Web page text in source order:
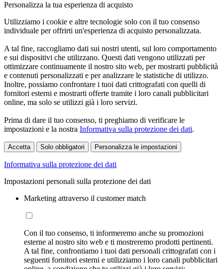
Personalizza la tua esperienza di acquisto
Utilizziamo i cookie e altre tecnologie solo con il tuo consenso
individuale per offrirti un'esperienza di acquisto personalizzata.
A tal fine, raccogliamo dati sui nostri utenti, sul loro comportamento
e sui dispositivi che utilizzano. Questi dati vengono utilizzati per
ottimizzare continuamente il nostro sito web, per mostrarti pubblicità
e contenuti personalizzati e per analizzare le statistiche di utilizzo.
Inoltre, possiamo confrontare i tuoi dati crittografati con quelli di
fornitori esterni e mostrarti offerte tramite i loro canali pubblicitari
online, ma solo se utilizzi già i loro servizi.
Prima di dare il tuo consenso, ti preghiamo di verificare le
impostazioni e la nostra Informativa sulla protezione dei dati.
Accetta Solo obbligatori Personalizza le impostazioni
Informativa sulla protezione dei dati
Impostazioni personali sulla protezione dei dati
Marketing attraverso il customer match
Con il tuo consenso, ti informeremo anche su promozioni
esterne al nostro sito web e ti mostreremo prodotti pertinenti.
A tal fine, confrontiamo i tuoi dati personali crittografati con i
seguenti fornitori esterni e utilizziamo i loro canali pubblicitari